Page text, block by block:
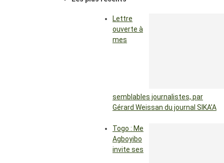
Lettre
ouverte à
mes
semblables journalistes, par
Gérard Weissan du journal SIKA’A
Togo : Me
Agboyibo
invite ses